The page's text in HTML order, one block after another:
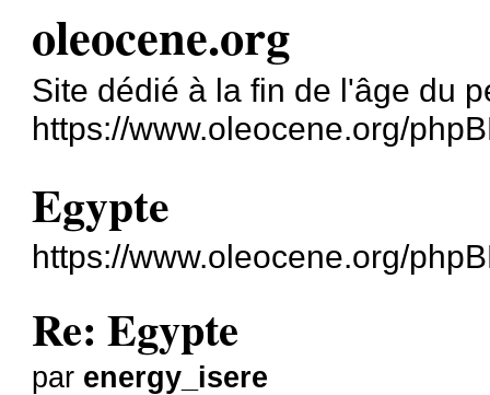
oleocene.org
Site dédié à la fin de l'âge du
https://www.oleocene.org/
Egypte
https://www.oleocene.org/
Re: Egypte
par energy_isere